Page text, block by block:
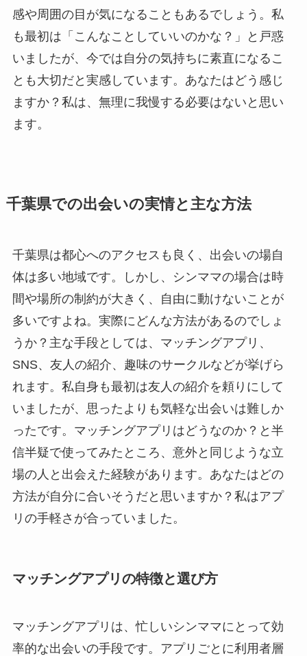
感や周囲の目が気になることもあるでしょう。私
も最初は「こんなことしていいのかな？」と戸惑
いましたが、今では自分の気持ちに素直になるこ
とも大切だと実感しています。あなたはどう感じ
ますか？私は、無理に我慢する必要はないと思い
ます。
千葉県での出会いの実情と主な方法
千葉県は都心へのアクセスも良く、出会いの場自
体は多い地域です。しかし、シンママの場合は時
間や場所の制約が大きく、自由に動けないことが
多いですよね。実際にどんな方法があるのでしょ
うか？主な手段としては、マッチングアプリ、
SNS、友人の紹介、趣味のサークルなどが挙げら
れます。私自身も最初は友人の紹介を頼りにして
いましたが、思ったよりも気軽な出会いは難しか
ったです。マッチングアプリはどうなのか？と半
信半疑で使ってみたところ、意外と同じような立
場の人と出会えた経験があります。あなたはどの
方法が自分に合いそうだと思いますか？私はアプ
リの手軽さが合っていました。
マッチングアプリの特徴と選び方
マッチングアプリは、忙しいシンママにとって効
率的な出会いの手段です。アプリごとに利用者層